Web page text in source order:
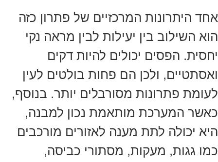
אחד היתרונות המרכזיים של פתרון כזה
הוא השילוב בין יעילות לבין מראה נקי
יחסית. הפסים יכולים להיות דקים
ואסתטיים, ולכן הם פחות בולטים לעין
לעומת פתרונות מסורבלים יותר. בנוסף,
כאשר המערכת מותאמת נכון למבנה,
היא יכולה לתת מענה לאזורים מורכבים
כמו גגות, מעקות, מסתורי כביסה,